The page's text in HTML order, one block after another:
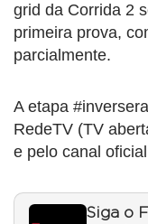
grid da Corrida 2
primeira prova,
parcialmente.
A etapa
RedeTV (TV
e pelo canal
Siga o